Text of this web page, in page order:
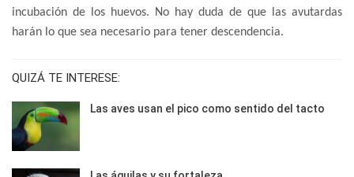
incubación de los huevos. No hay duda de que las avutardas
harán lo que sea necesario para tener descendencia.
QUIZÁ TE INTERESE:
Las aves usan el pico como sentido del tacto